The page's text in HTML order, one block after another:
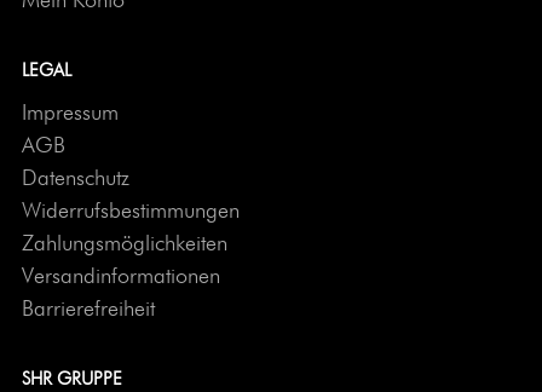
LEGAL
Impressum
AGB
Datenschutz
Widerrufsbestimmungen
Zahlungsmöglichkeiten
Versandinformationen
Barrierefreiheit
SHR GRUPPE